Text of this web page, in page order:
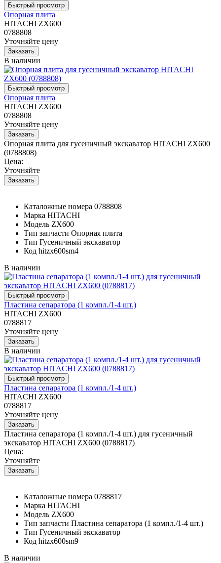
Опорная плита
HITACHI ZX600
0788808
Уточняйте цену
В наличии
Опорная плита
HITACHI ZX600
0788808
Уточняйте цену
Опорная плита для гусеничный экскаватор HITACHI ZX600
(0788808)
Цена:
Уточняйте
Каталожные номера 0788808
Марка HITACHI
Модель ZX600
Тип запчасти Опорная плита
Тип Гусеничный экскаватор
Код hitzx600sm4
В наличии
Пластина сепаратора (1 компл./1-4 шт.)
HITACHI ZX600
0788817
Уточняйте цену
В наличии
Пластина сепаратора (1 компл./1-4 шт.)
HITACHI ZX600
0788817
Уточняйте цену
Пластина сепаратора (1 компл./1-4 шт.) для гусеничный
экскаватор HITACHI ZX600 (0788817)
Цена:
Уточняйте
Каталожные номера 0788817
Марка HITACHI
Модель ZX600
Тип запчасти Пластина сепаратора (1 компл./1-4 шт.)
Тип Гусеничный экскаватор
Код hitzx600sm9
В наличии